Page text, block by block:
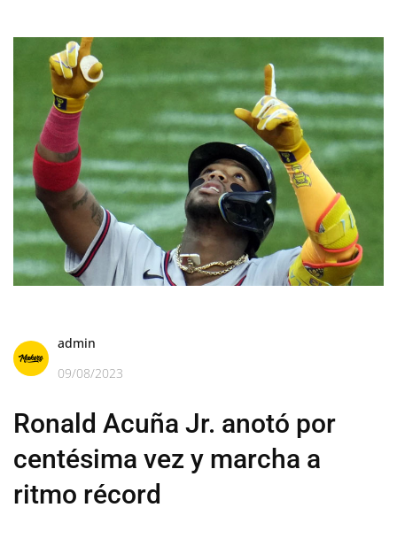
admin
09/08/2023
Ronald Acuña Jr. anotó por
centésima vez y marcha a
ritmo récord